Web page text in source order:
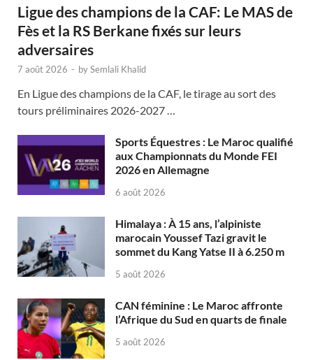
Ligue des champions de la CAF: Le MAS de
Fès et la RS Berkane fixés sur leurs
adversaires
7 août 2026 - bySemlali Khalid
En Ligue des champions de la CAF, le tirage au sort des
tours préliminaires 2026-2027 …
Sports Équestres : Le Maroc qualifié
aux Championnats du Monde FEI
2026 en Allemagne
6 août 2026
Himalaya : À 15 ans, l’alpiniste
marocain Youssef Tazi gravit le
sommet du Kang Yatse II à 6.250 m
5 août 2026
CAN féminine : Le Maroc affronte
l’Afrique du Sud en quarts de finale
5 août 2026